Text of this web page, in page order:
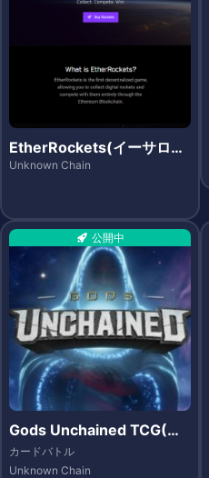
EtherRockets(イーサロケ
ッツ)
Unknown Chain
公開中
Gods Unchained TCG(ゴ
ッズ アンチェインド)
カードバトル
Unknown Chain